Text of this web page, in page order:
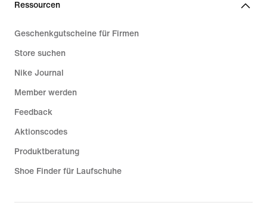
Ressourcen
Geschenkgutscheine für Firmen
Store suchen
Nike Journal
Member werden
Feedback
Aktionscodes
Produktberatung
Shoe Finder für Laufschuhe